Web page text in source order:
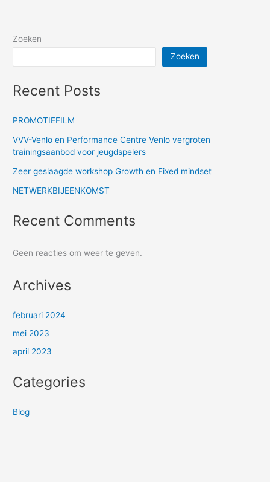
Zoeken
Zoeken
Recent Posts
PROMOTIEFILM
VVV-Venlo en Performance Centre Venlo vergroten
trainingsaanbod voor jeugdspelers
Zeer geslaagde workshop Growth en Fixed mindset
NETWERKBIJEENKOMST
Recent Comments
Geen reacties om weer te geven.
Archives
februari 2024
mei 2023
april 2023
Categories
Blog